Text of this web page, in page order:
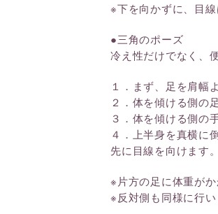
※下を向かずに、目線
●三角のポーズ
冷え性だけでなく、
１．まず、足を肩幅
２．体を傾ける側の
３．体を傾ける側の
４．上半身を真横に
先に目線を向けます。
※片方の足に体重が
※反対側も同様に行い